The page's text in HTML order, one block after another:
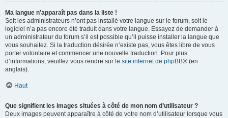
Ma langue n’apparaît pas dans la liste !
Soit les administrateurs n’ont pas installé votre langue sur le forum, soit le
logiciel n’a pas encore été traduit dans votre langue. Essayez de demander à
un administrateur du forum s’il est possible qu’il puisse installer la langue que
vous souhaitez. Si la traduction désirée n’existe pas, vous êtes libre de vous
porter volontaire et commencer une nouvelle traduction. Pour plus
d’informations, veuillez vous rendre sur le site internet de phpBB® (en
anglais).
Haut
Que signifient les images situées à côté de mon nom d’utilisateur ?
Deux images peuvent apparaître à côté de votre nom d’utilisateur lorsque vous